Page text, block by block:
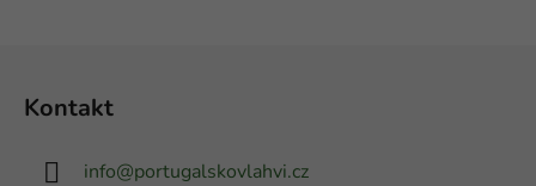
Kontakt
info@portugalskovlahvi.cz